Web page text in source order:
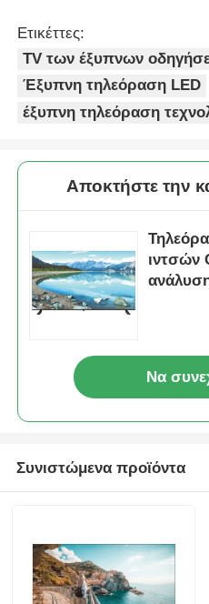
Αρχική
Σχετικά με εμάς
Ετικέττες:
TV των έξυπνων
Έξυπνη τηλεόραση LED
έξυπνη τηλεόραση
Αποκτήστε την
ιντσών
Να
Συνιστώμενα προϊόντα